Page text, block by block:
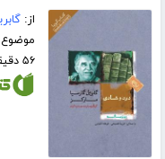
از:
۵۶ دقیقه